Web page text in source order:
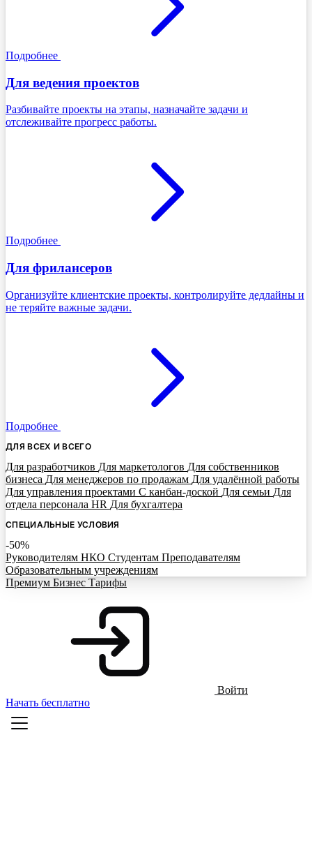
Подробнее
Для ведения проектов
Разбивайте проекты на этапы, назначайте задачи и
отслеживайте прогресс работы.
Подробнее
Для фрилансеров
Организуйте клиентские проекты, контролируйте дедлайны и
не теряйте важные задачи.
Подробнее
ДЛЯ ВСЕХ И ВСЕГО
Для разработчиков Для маркетологов Для собственников
бизнеса Для менеджеров по продажам Для удалённой работы
Для управления проектами С канбан-доской Для семьи Для
отдела персонала HR Для бухгалтера
СПЕЦИАЛЬНЫЕ УСЛОВИЯ
-50%
Руководителям НКО Студентам Преподавателям
Образовательным учреждениям
Премиум Бизнес Тарифы
Войти
Начать бесплатно